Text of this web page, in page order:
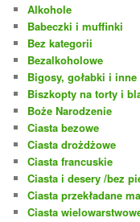
Alkohole
Babeczki i muffinki
Bez kategorii
Bezalkoholowe
Bigosy, gołabki i
Biszkopty na torty i
Boże Narodzenie
Ciasta bezowe
Ciasta drożdżowe
Ciasta francuskie
Ciasta i desery /bez
Ciasta przekładane
Ciasta